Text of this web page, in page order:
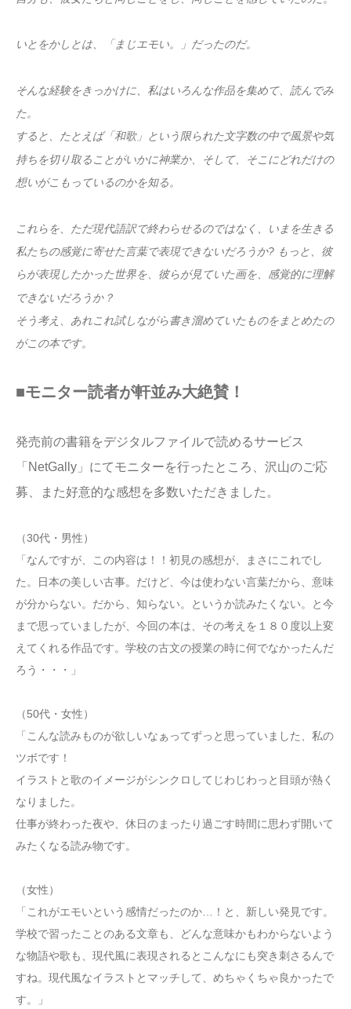
いとをかしとは、「まじエモい。」だったのだ。
そんな経験をきっかけに、私はいろんな作品を集めて、読んでみ
た。
すると、たとえば「和歌」という限られた文字数の中で風景や気
持ちを切り取ることがいかに神業か、そして、そこにどれだけの
想いがこもっているのかを知る。
これらを、ただ現代語訳で終わらせるのではなく、いまを生きる
私たちの感覚に寄せた言葉で表現できないだろうか? もっと、彼
らが表現したかった世界を、彼らが見ていた画を、感覚的に理解
できないだろうか？
そう考え、あれこれ試しながら書き溜めていたものをまとめたの
がこの本です。
■モニター読者が軒並み大絶賛！
発売前の書籍をデジタルファイルで読めるサービス
「NetGally」にてモニターを行ったところ、沢山のご応
募、また好意的な感想を多数いただきました。
（30代・男性）
「なんですが、この内容は！！初見の感想が、まさにこれでし
た。日本の美しい古事。だけど、今は使わない言葉だから、意味
が分からない。だから、知らない。というか読みたくない。と今
まで思っていましたが、今回の本は、その考えを１８０度以上変
えてくれる作品です。学校の古文の授業の時に何でなかったんだ
ろう・・・」
（50代・女性）
「こんな読みものが欲しいなぁってずっと思っていました、私の
ツボです！
イラストと歌のイメージがシンクロしてじわじわっと目頭が熱く
なりました。
仕事が終わった夜や、休日のまったり過ごす時間に思わず開いて
みたくなる読み物です。
（女性）
「これがエモいという感情だったのか…！と、新しい発見です。
学校で習ったことのある文章も、どんな意味かもわからないよう
な物語や歌も、現代風に表現されるとこんなにも突き刺さるんで
すね。現代風なイラストとマッチして、めちゃくちゃ良かったで
す。」